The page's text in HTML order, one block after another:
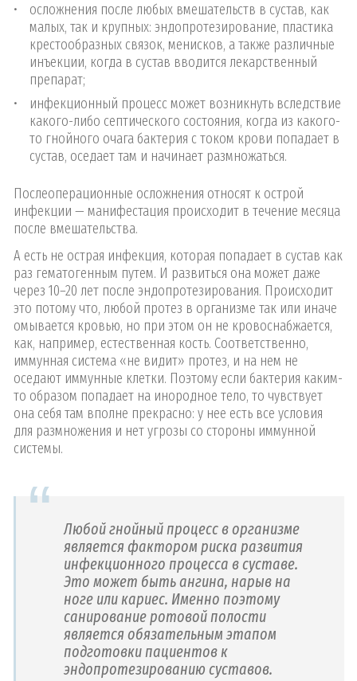
осложнения после любых вмешательств в сустав, как
малых, так и крупных: эндопротезирование, пластика
крестообразных связок, менисков, а также различные
инъекции, когда в сустав вводится лекарственный
препарат;
инфекционный процесс может возникнуть вследствие
какого-либо септического состояния, когда из какого-
то гнойного очага бактерия с током крови попадает в
сустав, оседает там и начинает размножаться.
Послеоперационные осложнения относят к острой
инфекции — манифестация происходит в течение месяца
после вмешательства.
А есть не острая инфекция, которая попадает в сустав как
раз гематогенным путем. И развиться она может даже
через 10–20 лет после эндопротезирования. Происходит
это потому что, любой протез в организме так или иначе
омывается кровью, но при этом он не кровоснабжается,
как, например, естественная кость. Соответственно,
иммунная система «не видит» протез, и на нем не
оседают иммунные клетки. Поэтому если бактерия каким-
то образом попадает на инородное тело, то чувствует
она себя там вполне прекрасно: у нее есть все условия
для размножения и нет угрозы со стороны иммунной
системы.
Любой гнойный процесс в организме
является фактором риска развития
инфекционного процесса в суставе.
Это может быть ангина, нарыв на
ноге или кариес. Именно поэтому
санирование ротовой полости
является обязательным этапом
подготовки пациентов к
эндопротезированию суставов.